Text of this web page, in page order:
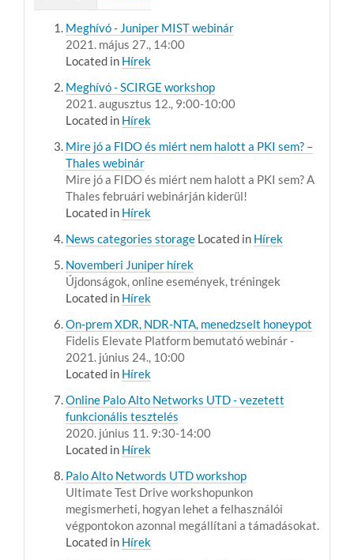
Meghívó - Juniper MIST webinár
2021. május 27., 14:00
Located in Hírek
Meghívó - SCIRGE workshop
2021. augusztus 12., 9:00-10:00
Located in Hírek
Mire jó a FIDO és miért nem halott a PKI sem? –
Thales webinár
Mire jó a FIDO és miért nem halott a PKI sem? A
Thales februári webinárján kiderül!
Located in Hírek
News categories storage Located in Hírek
Novemberi Juniper hírek
Újdonságok, online események, tréningek
Located in Hírek
On-prem XDR, NDR-NTA, menedzselt honeypot
Fidelis Elevate Platform bemutató webinár -
2021. június 24., 10:00
Located in Hírek
Online Palo Alto Networks UTD - vezetett
funkcionális tesztelés
2020. június 11. 9:30-14:00
Located in Hírek
Palo Alto Networds UTD workshop
Ultimate Test Drive workshopunkon
megismerheti, hogyan lehet a felhasználói
végpontokon azonnal megállítani a támadásokat.
Located in Hírek